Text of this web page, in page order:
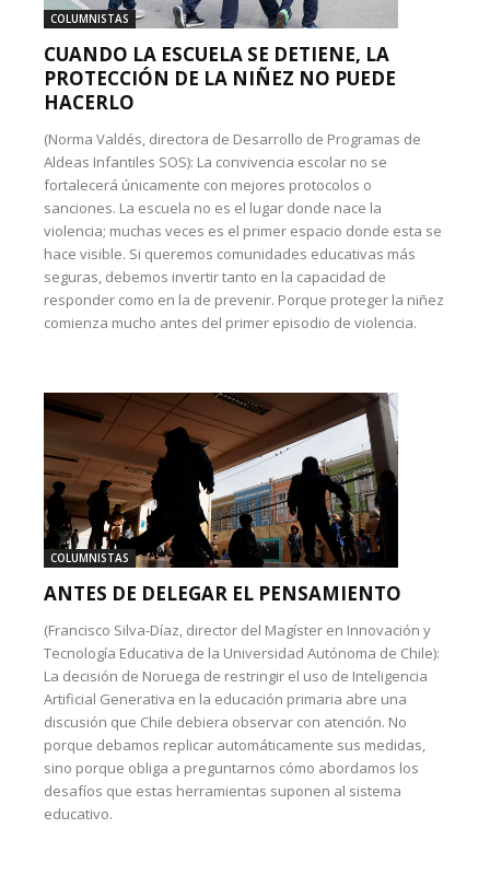
COLUMNISTAS
CUANDO LA ESCUELA SE DETIENE, LA
PROTECCIÓN DE LA NIÑEZ NO PUEDE
HACERLO
(Norma Valdés, directora de Desarrollo de Programas de
Aldeas Infantiles SOS): La convivencia escolar no se
fortalecerá únicamente con mejores protocolos o
sanciones. La escuela no es el lugar donde nace la
violencia; muchas veces es el primer espacio donde esta se
hace visible. Si queremos comunidades educativas más
seguras, debemos invertir tanto en la capacidad de
responder como en la de prevenir. Porque proteger la niñez
comienza mucho antes del primer episodio de violencia.
COLUMNISTAS
ANTES DE DELEGAR EL PENSAMIENTO
(Francisco Silva-Díaz, director del Magíster en Innovación y
Tecnología Educativa de la Universidad Autónoma de Chile):
La decisión de Noruega de restringir el uso de Inteligencia
Artificial Generativa en la educación primaria abre una
discusión que Chile debiera observar con atención. No
porque debamos replicar automáticamente sus medidas,
sino porque obliga a preguntarnos cómo abordamos los
desafíos que estas herramientas suponen al sistema
educativo.